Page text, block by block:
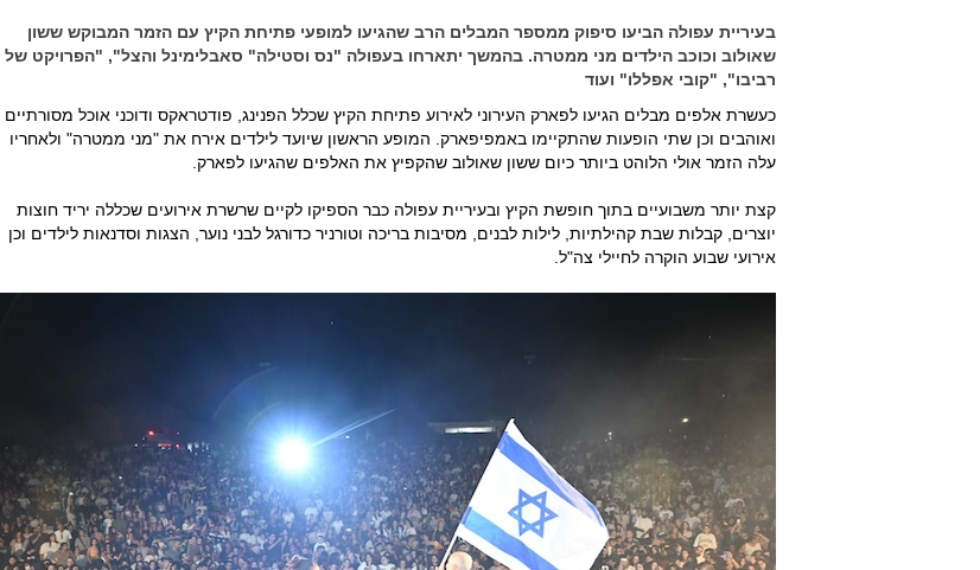
בעיריית עפולה הביעו סיפוק ממספר המבלים הרב שהגיעו למופעי פתיחת הקיץ עם הזמר המבוקש ששון
שאולוב וכוכב הילדים מני ממטרה. בהמשך יתארחו בעפולה "נס וסטילה" סאבלימינל והצל", "הפרויקט של
רביבו", "קובי אפללו" ועוד
כעשרת אלפים מבלים הגיעו לפארק העירוני לאירוע פתיחת הקיץ שכלל הפנינג, פודטראקס ודוכני אוכל מסורתיים
ואוהבים וכן שתי הופעות שהתקיימו באמפיפארק. המופע הראשון שיועד לילדים אירח את "מני ממטרה" ולאחריו
עלה הזמר אולי הלוהט ביותר כיום ששון שאולוב שהקפיץ את האלפים שהגיעו לפארק.
קצת יותר משבועיים בתוך חופשת הקיץ ובעיריית עפולה כבר הספיקו לקיים שרשרת אירועים שכללה יריד חוצות
יוצרים, קבלות שבת קהילתיות, לילות לבנים, מסיבות בריכה וטורניר כדורגל לבני נוער, הצגות וסדנאות לילדים וכן
אירועי שבוע הוקרה לחיילי צה"ל.